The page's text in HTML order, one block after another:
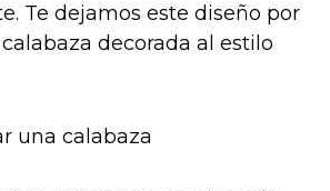
Te dejamos este diseño por
decorada al estilo